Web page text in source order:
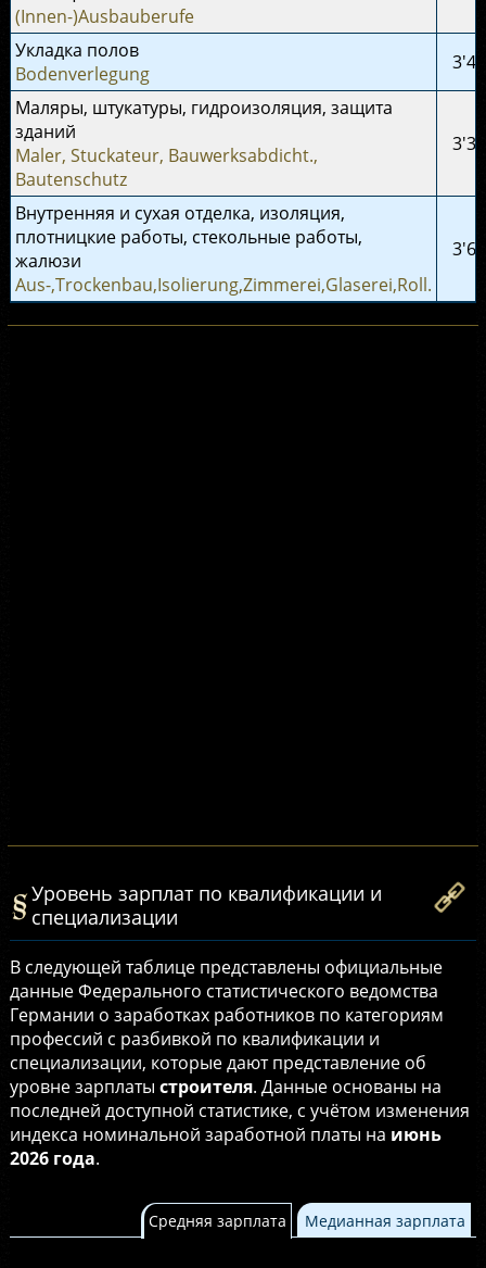
(Innen-)Ausbauberufe
Укладка полов
Bodenverlegung
Маляры, штукатуры, гидроизоляция, защита
зданий
Maler, Stuckateur, Bauwerksabdicht.,
Bautenschutz
Внутренняя и сухая отделка, изоляция,
плотницкие работы, стекольные работы,
жалюзи
Aus-,Trockenbau,Isolierung,Zimmerei,Glaserei,Roll.
Уровень зарплат по квалификации и
специализации
В следующей таблице представлены официальные
данные Федерального статистического ведомства
Германии о заработках работников по категориям
профессий с разбивкой по квалификации и
специализации, которые дают представление об
уровне зарплаты строителя. Данные основаны на
последней доступной статистике, с учётом изменения
индекса номинальной заработной платы на июнь
2026 года.
Средняя зарплата Медианная зарплата